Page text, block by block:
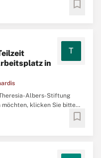
sind möglicherweise eine
bookmark
in
T
Albers-Stiftung
möchten, klicken Sie bitte
Werden Sie Teil
bookmark